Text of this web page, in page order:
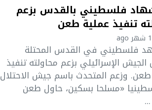
فلسطيني بالقدس بزعم
تنفيذ عملية طعن
فلسطيني في القدس المحتلة
الإسرائيلي بزعم محاولته تنفيذ
وزعم المتحدث باسم جيش الاحتلال
«مسلحا بسكين، حاول طعن